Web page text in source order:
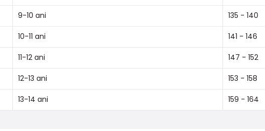
9-10 ani 135 - 140
10-11 ani 141 - 146
11-12 ani 147 - 152
12-13 ani 153 - 158
13-14 ani 159 - 164